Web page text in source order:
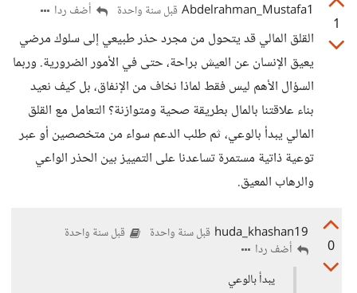
1
Abdelrahman_Mustafa1 قبل سنة واحدة أضف ردا
القلق المالي قد يتحول من مجرد حذر طبيعي إلى سلوك مرضي
يعيق الإنسان عن العيش براحة، حتى في الأمور الضرورية. وربما
السؤال الأهم ليس فقط لماذا نخاف من الإنفاق، بل كيف نعيد
بناء علاقتنا بالمال بطريقة صحية ومتوازنة؟ التعامل مع القلق
المالي يبدأ بالوعي، ثم طلب الدعم سواء من متخصصين أو عبر
توعية ذاتية مستمرة تساعدنا على التمييز بين الحذر الواعي
والرهاب المعيق.
0
huda_khashan19 قبل سنة واحدة قبل سنة واحدة
أضف ردا
يبدأ بالوعي